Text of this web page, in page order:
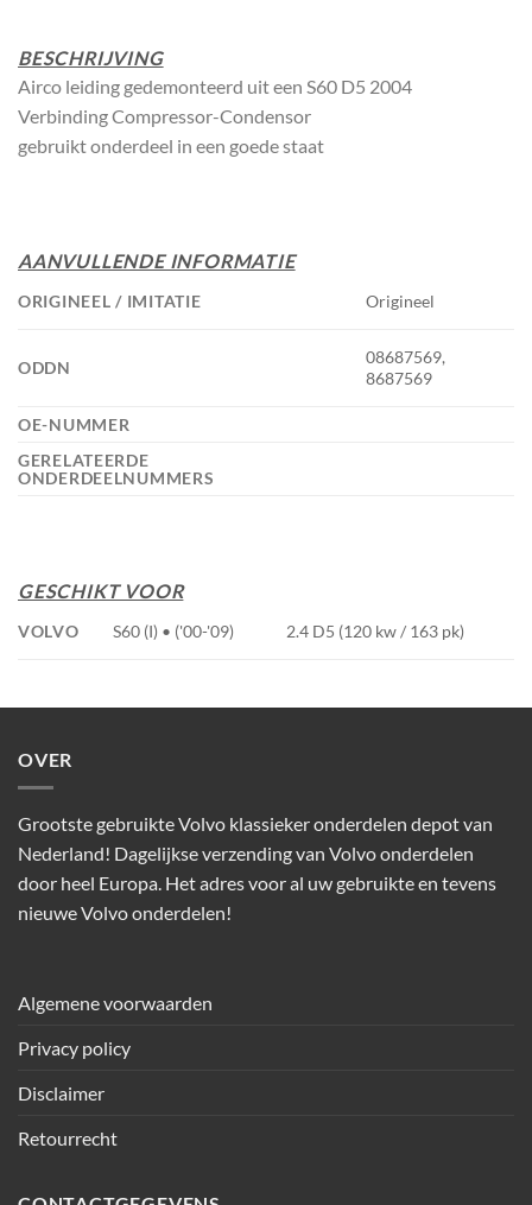
BESCHRIJVING
Airco leiding gedemonteerd uit een S60 D5 2004
Verbinding Compressor-Condensor
gebruikt onderdeel in een goede staat
AANVULLENDE INFORMATIE
ORIGINEEL / IMITATIE Origineel
ODDN
08687569,
8687569
OE-NUMMER
GERELATEERDE
ONDERDEELNUMMERS
GESCHIKT VOOR
VOLVO S60 (I) • ('00-'09) 2.4 D5 (120 kw / 163 pk)
OVER
Grootste gebruikte Volvo klassieker onderdelen depot van
Nederland! Dagelijkse verzending van Volvo onderdelen
door heel Europa. Het adres voor al uw gebruikte en tevens
nieuwe Volvo onderdelen!
Algemene voorwaarden
Privacy policy
Disclaimer
Retourrecht